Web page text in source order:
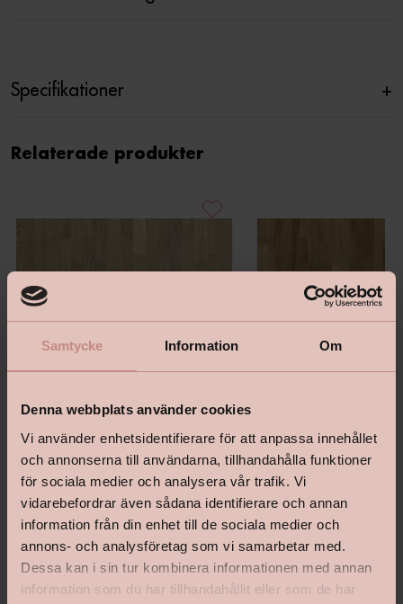
Samtycke Information Om
Denna webbplats använder cookies
Vi använder enhetsidentifierare för att anpassa innehållet
och annonserna till användarna, tillhandahålla funktioner
för sociala medier och analysera vår trafik. Vi
vidarebefordrar även sådana identifierare och annan
information från din enhet till de sociala medier och
annons- och analysföretag som vi samarbetar med.
Dessa kan i sin tur kombinera informationen med annan
information som du har tillhandahållit eller som de har
Specifikationer +
Relaterade produkter
Shade - Ek Cream White
Pris 2 567 kr
Trägolv Pure Oak Tres
Pris 1 423 kr